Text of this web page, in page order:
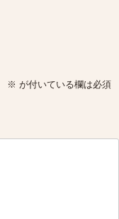
※ が付いている欄は必須